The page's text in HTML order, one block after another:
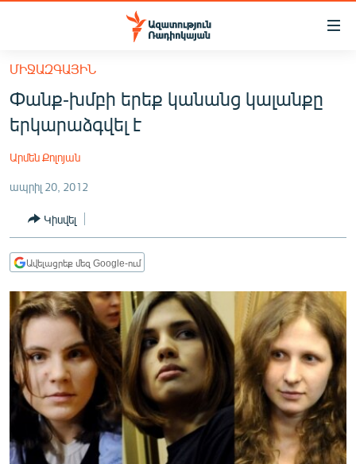
Մատչելիության
հիմնական
բովանդակությանը
Անցնել
հիմնական
մենյուին
ՀԱՅԱՍՏԱՆ
ՔԱՂԱՔԱԿԱՆ
ԸՆՏՐՈՒԹՅՈՒՆՆԵՐ 2026
ԻՐԱՎՈՒՆՔ
ՀԱՍԱՐԱԿՈՒԹՅՈՒՆ
ՏՆՏԵՍՈՒԹՅՈՒՆ
ՊԱՏԵՐԱԶՄԻ 6 ՇԱԲԱԹՆԵՐԸ
ՏԱՐԱԾԱՇՐՋԱՆ
ՄԻՋԱԶԳԱՅԻՆ
ՄՇԱԿՈՒՅԹ
ՍՊՈՐՏ
ՄԵԿՆԱԲԱՆՈՒԹՅՈՒՆ
ՄԻՋԱԶԳԱՅԻՆ
Փանք-խմբի երեք կանանց կալանքը
երկարաձգվել է
Արմեն Քոլոյան
ապրիլ 20, 2012
Կիսվել
Ավելացրեք մեզ Google-ում